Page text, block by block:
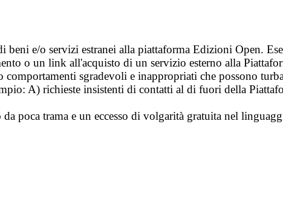
e/o servizi estranei alla piattaforma Edizioni Open.
o un link all'acquisto di un servizio esterno alla
comportamenti sgradevoli e inappropriati che possono
A) richieste insistenti di contatti al di fuori della
da poca trama e un eccesso di volgarità gratuita nel